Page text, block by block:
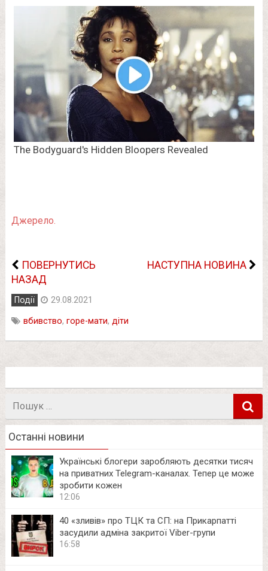
Джерело.
ПОВЕРНУТИСЬ
НАЗАД
НАСТУПНА НОВИНА
Події 29.08.2021
вбивство, горе-мати, діти
Останні новини
Українські блогери заробляють десятки тисяч
на приватних Telegram-каналах. Тепер це може
зробити кожен
12:06
40 «зливів» про ТЦК та СП: на Прикарпатті
засудили адміна закритої Viber-групи
16:58